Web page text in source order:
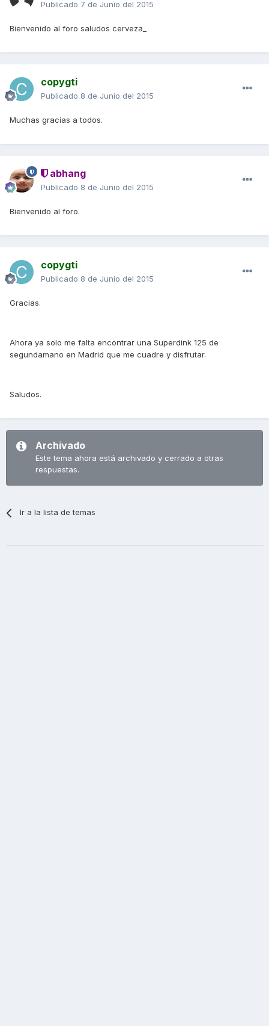
Publicado 7 de Junio del 2015
Bienvenido al foro saludos cerveza_
copygti
Publicado 8 de Junio del 2015
Muchas gracias a todos.
abhang
Publicado 8 de Junio del 2015
Bienvenido al foro.
copygti
Publicado 8 de Junio del 2015
Gracias.
Ahora ya solo me falta encontrar una Superdink 125 de
segundamano en Madrid que me cuadre y disfrutar.
Saludos.
Archivado
Este tema ahora está archivado y cerrado a otras
respuestas.
Ir a la lista de temas